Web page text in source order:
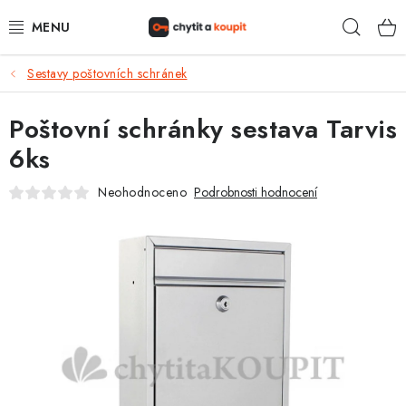
na
DŮM, BYT, ZAHRADA
ZÁMEČNICTVÍ - ZABEZPEČENÍ
KANCELÁŘ
Sestavy poštovních schránek
Poštovní schránky sestava Tarvis
6ks
Neohodnoceno Podrobnosti hodnocení